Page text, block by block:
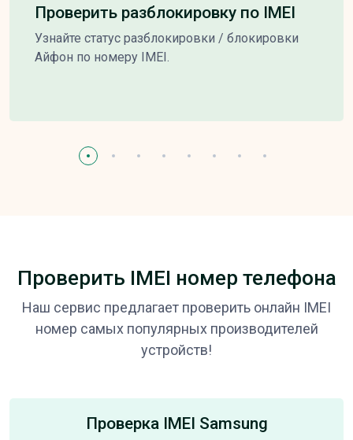
Проверить разблокировку по IMEI
Узнайте статус разблокировки / блокировки
Айфон по номеру IMEI.
Проверить IMEI номер телефона
Наш сервис предлагает проверить онлайн IMEI
номер самых популярных производителей
устройств!
Проверка IMEI Samsung